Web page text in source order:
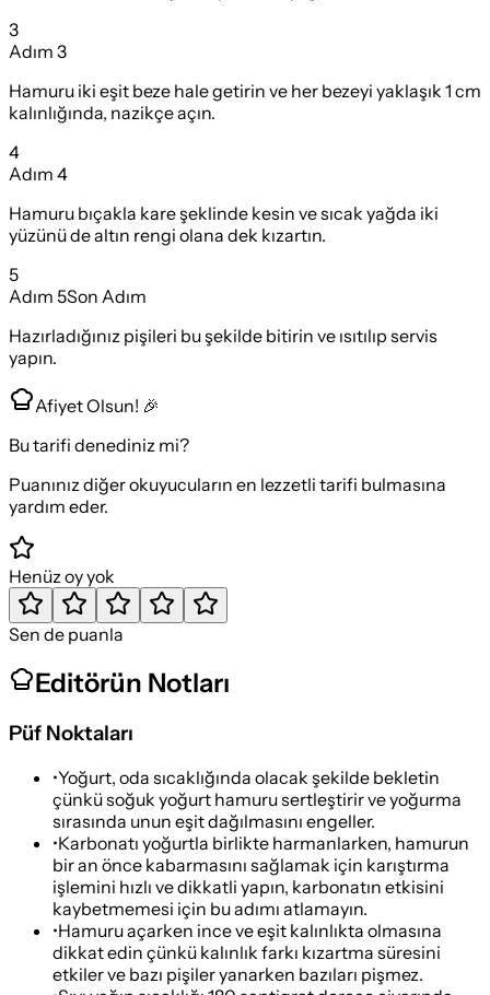
3
Adım 3
Hamuru iki eşit beze hale getirin ve her bezeyi yaklaşık 1 cm
kalınlığında, nazikçe açın.
4
Adım 4
Hamuru bıçakla kare şeklinde kesin ve sıcak yağda iki
yüzünü de altın rengi olana dek kızartın.
5
Adım 5Son Adım
Hazırladığınız pişileri bu şekilde bitirin ve ısıtılıp servis
yapın.
Afiyet Olsun! 🎉
Bu tarifi denediniz mi?
Puanınız diğer okuyucuların en lezzetli tarifi bulmasına
yardım eder.
Henüz oy yok
Sen de puanla
Editörün Notları
Püf Noktaları
•Yoğurt, oda sıcaklığında olacak şekilde bekletin
çünkü soğuk yoğurt hamuru sertleştirir ve yoğurma
sırasında unun eşit dağılmasını engeller.
•Karbonatı yoğurtla birlikte harmanlarken, hamurun
bir an önce kabarmasını sağlamak için karıştırma
işlemini hızlı ve dikkatli yapın, karbonatın etkisini
kaybetmemesi için bu adımı atlamayın.
•Hamuru açarken ince ve eşit kalınlıkta olmasına
dikkat edin çünkü kalınlık farkı kızartma süresini
etkiler ve bazı pişiler yanarken bazıları pişmez.